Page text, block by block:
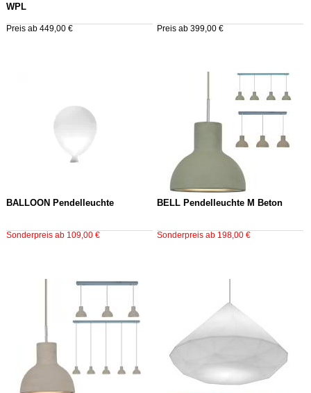
WPL
Preis ab 449,00 € Preis ab 399,00 €
BALLOON Pendelleuchte
Sonderpreis ab 109,00 €
BELL Pendelleuchte M Beton
Sonderpreis ab 198,00 €